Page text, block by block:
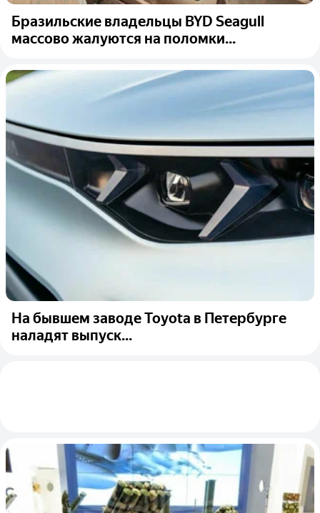
Бразильские владельцы BYD Seagull
массово жалуются на поломки...
На бывшем заводе Toyota в Петербурге
наладят выпуск...